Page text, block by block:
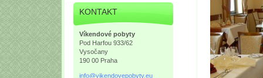
KONTAKT
Víkendové pobyty
Pod Harfou 933/62
Vysočany
190 00 Praha
info@vikendovepobyty.eu